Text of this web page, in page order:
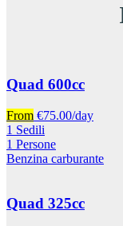
Quad 600cc
From €75.00/day
1 Sedili
1 Persone
Benzina carburante
Quad 325cc